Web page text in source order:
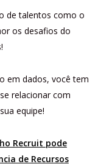
de talentos como o
os desafios do
em dados, você tem
relacionar com
equipe!
Recruit pode
de Recursos